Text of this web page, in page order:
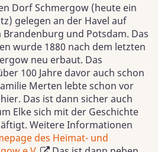
Dorf Schmergow (heute ein
gelegen an der Havel auf
Brandenburg und Potsdam. Das
wurde 1880 nach dem letzten
neu erbaut. Das
100 Jahre davor auch schon
Merten lebte schon vor
Das ist dann sicher auch
Elke sich mit der Geschichte
Weitere Informationen
des Heimat- und